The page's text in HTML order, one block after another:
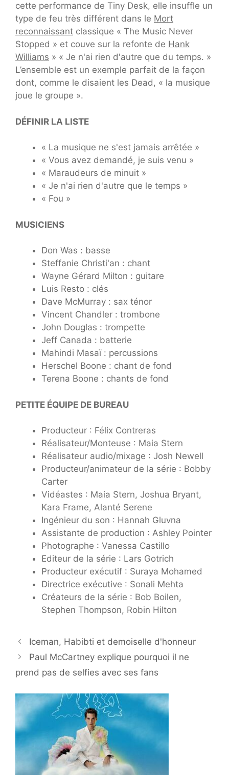
cette performance de Tiny Desk, elle insuffle un
type de feu très différent dans le Mort
reconnaissant classique « The Music Never
Stopped » et couve sur la refonte de Hank
Williams » « Je n'ai rien d'autre que du temps. »
L’ensemble est un exemple parfait de la façon
dont, comme le disaient les Dead, « la musique
joue le groupe ».
DÉFINIR LA LISTE
« La musique ne s'est jamais arrêtée »
« Vous avez demandé, je suis venu »
« Maraudeurs de minuit »
« Je n'ai rien d'autre que le temps »
« Fou »
MUSICIENS
Don Was : basse
Steffanie Christi'an : chant
Wayne Gérard Milton : guitare
Luis Resto : clés
Dave McMurray : sax ténor
Vincent Chandler : trombone
John Douglas : trompette
Jeff Canada : batterie
Mahindi Masaï : percussions
Herschel Boone : chant de fond
Terena Boone : chants de fond
PETITE ÉQUIPE DE BUREAU
Producteur : Félix Contreras
Réalisateur/Monteuse : Maia Stern
Réalisateur audio/mixage : Josh Newell
Producteur/animateur de la série : Bobby
Carter
Vidéastes : Maia Stern, Joshua Bryant,
Kara Frame, Alanté Serene
Ingénieur du son : Hannah Gluvna
Assistante de production : Ashley Pointer
Photographe : Vanessa Castillo
Editeur de la série : Lars Gotrich
Producteur exécutif : Suraya Mohamed
Directrice exécutive : Sonali Mehta
Créateurs de la série : Bob Boilen,
Stephen Thompson, Robin Hilton
Iceman, Habibti et demoiselle d'honneur
Paul McCartney explique pourquoi il ne
prend pas de selfies avec ses fans